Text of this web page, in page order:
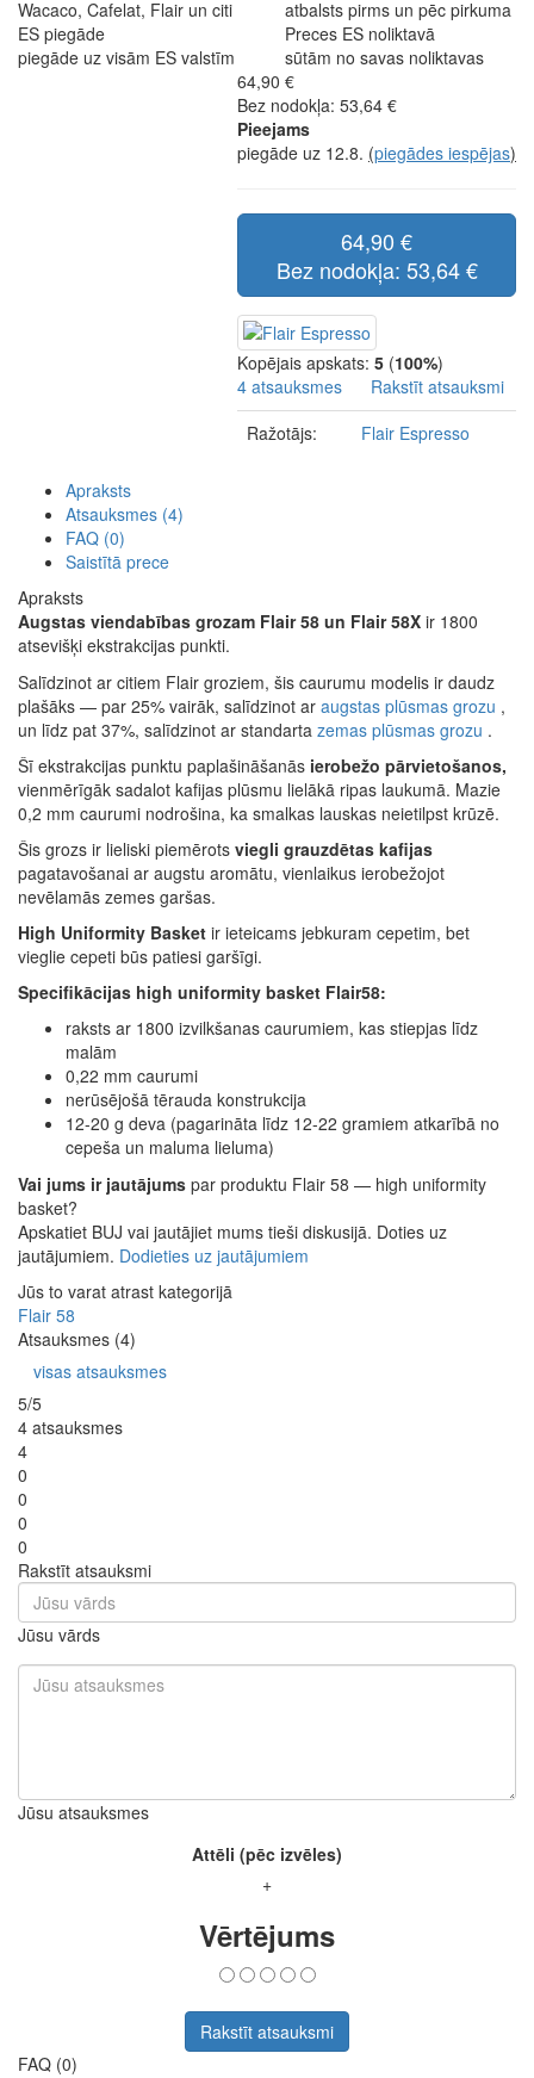
Wacaco, Cafelat, Flair un citi
atbalsts pirms un pēc pirkuma
ES piegāde
piegāde uz visām ES valstīm
Preces ES noliktavā
sūtām no savas noliktavas
64,90 €
Bez nodokļa: 53,64 €
Pieejams
piegāde uz 12.8. (piegādes iespējas)
64,90 €
Bez nodokļa: 53,64 €
Kopējais apskats: 5 (100%)
4 atsauksmes
Rakstīt atsauksmi
Ražotājs:
Flair Espresso
Apraksts
Atsauksmes (4)
FAQ (0)
Saistītā prece
Apraksts
Augstas viendabības grozam Flair 58 un Flair 58X ir 1800
atsevišķi ekstrakcijas punkti.
Salīdzinot ar citiem Flair groziem, šis caurumu modelis ir daudz
plašāks — par 25% vairāk, salīdzinot ar augstas plūsmas grozu ,
un līdz pat 37%, salīdzinot ar standarta zemas plūsmas grozu .
Šī ekstrakcijas punktu paplašināšanās ierobežo pārvietošanos,
vienmērīgāk sadalot kafijas plūsmu lielākā ripas laukumā. Mazie
0,2 mm caurumi nodrošina, ka smalkas lauskas neietilpst krūzē.
Šis grozs ir lieliski piemērots viegli grauzdētas kafijas
pagatavošanai ar augstu aromātu, vienlaikus ierobežojot
nevēlamās zemes garšas.
High Uniformity Basket ir ieteicams jebkuram cepetim, bet
vieglie cepeti būs patiesi garšīgi.
Specifikācijas high uniformity basket Flair58:
raksts ar 1800 izvilkšanas caurumiem, kas stiepjas līdz
malām
0,22 mm caurumi
nerūsējošā tērauda konstrukcija
12-20 g deva (pagarināta līdz 12-22 gramiem atkarībā no
cepeša un maluma lieluma)
Vai jums ir jautājums par produktu Flair 58 — high uniformity
basket?
Apskatiet BUJ vai jautājiet mums tieši diskusijā. Doties uz
jautājumiem. Dodieties uz jautājumiem
Jūs to varat atrast kategorijā
Flair 58
Atsauksmes (4)
visas atsauksmes
5/5
4 atsauksmes
4
0
0
0
0
Rakstīt atsauksmi
Jūsu vārds
Jūsu atsauksmes
Attēli (pēc izvēles)
+
Vērtējums
Rakstīt atsauksmi
FAQ (0)